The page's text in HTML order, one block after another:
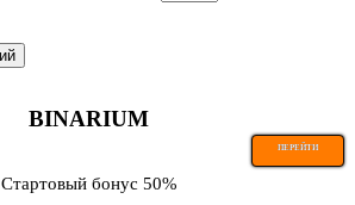
BINARIUM
ПЕРЕЙТИ
Стартовый бонус 50%